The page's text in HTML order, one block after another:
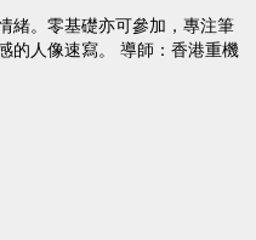
緒。零基礎亦可參加，專注筆
的人像速寫。 導師：香港重機